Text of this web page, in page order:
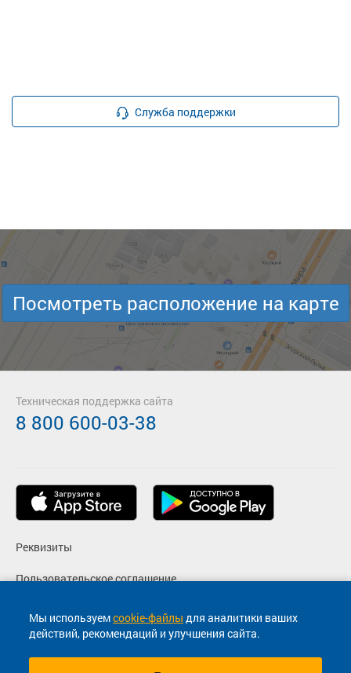
Служба поддержки
Мы используемcookie-файлы для аналитики ваших
действий, рекомендаций и улучшения сайта.
Посмотреть расположение на карте
Реквизиты
Пользовательское соглашение
Политика конфиденциальности
Согласие на маркетинговые сообщения
Техническая поддержка сайта
8 800 600-03-38